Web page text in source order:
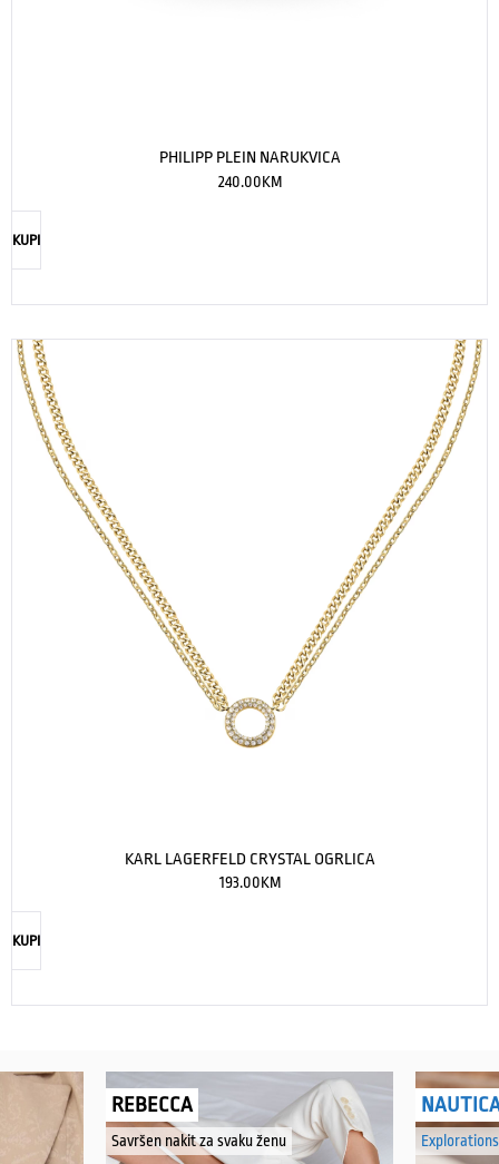
PHILIPP PLEIN NARUKVICA
240.00KM
KUPI
KARL LAGERFELD CRYSTAL OGRLICA
193.00KM
KUPI
REBECCA
Savršen nakit za svaku ženu